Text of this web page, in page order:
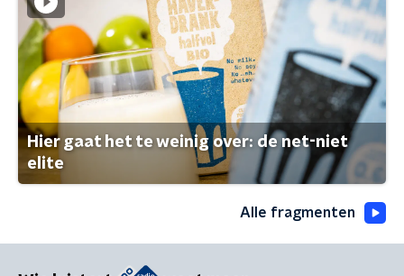
Hier gaat het te weinig over: de net-niet
elite
Alle fragmenten